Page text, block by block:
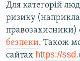
Для категорій
ризику
правозахисники)
безпеки. Також
сайтах https://